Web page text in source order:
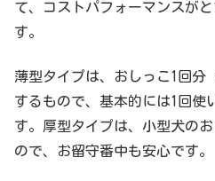
て、コストパフォーマンスが
す。
薄型タイプは、おしっこ1回分
するもので、基本的には1回使
す。厚型タイプは、小型犬の
ので、お留守番中も安心です。